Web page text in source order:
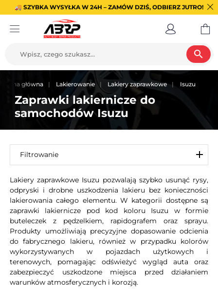
🚚 SZYBKA WYSYŁKA W 24H – ZAMÓW DZIŚ, ODBIERZ JUTRO!
search
Strona główna Lakierowanie Lakiery zaprawkowe Isuzu
Zaprawki lakiernicze do
samochodów Isuzu
Filtrowanie
Lakiery zaprawkowe Isuzu pozwalają szybko usunąć rysy,
odpryski i drobne uszkodzenia lakieru bez konieczności
lakierowania całego elementu. W kategorii dostępne są
zaprawki lakiernicze pod kod koloru Isuzu w formie
buteleczek z pędzelkiem, rapidografem oraz sprayu.
Produkty umożliwiają precyzyjne dopasowanie odcienia
do fabrycznego lakieru, również w przypadku kolorów
wykorzystywanych w pojazdach użytkowych i
terenowych, pomagając odświeżyć wygląd auta oraz
zabezpieczyć uszkodzone miejsca przed działaniem
warunków atmosferycznych i korozją.